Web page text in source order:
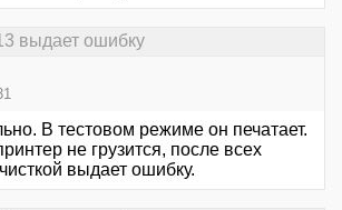
выдает ошибку
В тестовом режиме он печатает.
не грузится, после всех
выдает ошибку.